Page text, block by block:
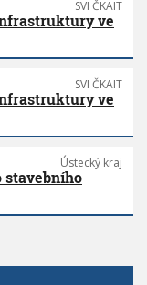
SVI ČKAIT
ve
SVI ČKAIT
ve
Ústecký kraj
stavebního